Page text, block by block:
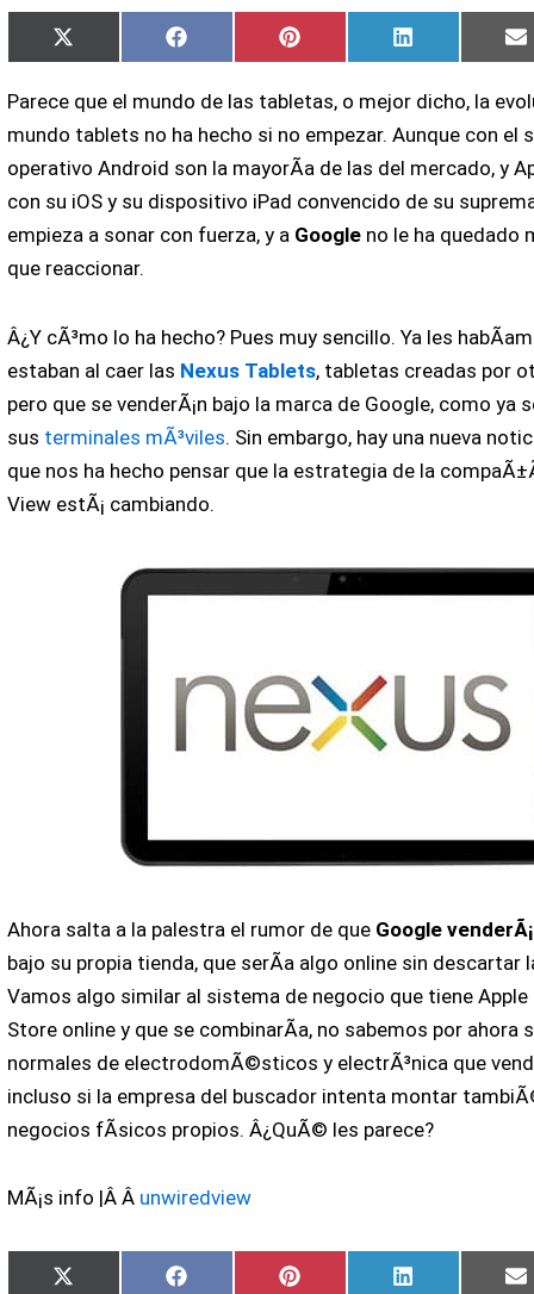
Compartir
en
X
(Twitter)
Compartir
en
Facebook
Compartir
en
Pinterest
Compartir
en
LinkedIn
Parece que el mundo de las tabletas, o mejor dicho, la
mundo tablets no ha hecho si no empezar. Aunque con el
operativo Android son la mayorÃ­a de las del mercado, y
con su iOS y su dispositivo iPad convencido de su
empieza a sonar con fuerza, y a Googleno le ha quedado
que reaccionar.
Â¿Y cÃ³mo lo ha hecho? Pues muy sencillo. Ya les
estaban al caer las Nexus Tablets, tabletas creadas por
pero que se venderÃ¡n bajo la marca de Google, como ya
sus terminales mÃ³viles. Sin embargo, hay una nueva
que nos ha hecho pensar que la estrategia de la
View estÃ¡ cambiando.
Ahora salta a la palestra el rumor de que Google
bajo su propia tienda, que serÃ­a algo online sin descartar
Vamos algo similar al sistema de negocio que tiene Apple
Store online y que se combinarÃ­a, no sabemos por ahora
normales de electrodomÃ©sticos y electrÃ³nica que
incluso si la empresa del buscador intenta montar
negocios fÃ­sicos propios. Â¿QuÃ© les parece?
MÃ¡s info |Â Â unwiredview
Compartir
X
Compartir
Facebook
Compartir
Pinterest
Compartir
LinkedIn